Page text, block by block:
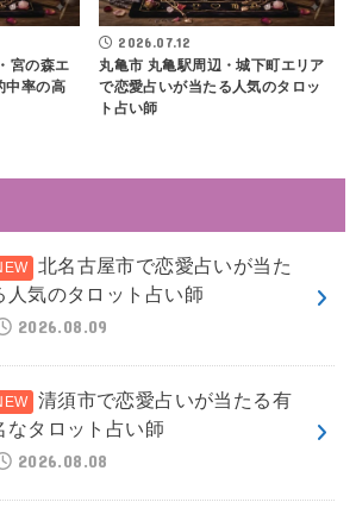
宮の森エ
中率の高
2026.07.12
丸亀市 丸亀駅周辺・城下町エリア
で恋愛占いが当たる人気のタロッ
ト占い師
北名古屋市で恋愛占いが当た
人気のタロット占い師
2026.08.09
清須市で恋愛占いが当たる有
なタロット占い師
2026.08.08